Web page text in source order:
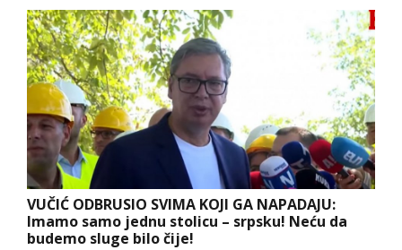
VUČIĆ ODBRUSIO SVIMA KOJI GA NAPADAJU:
Imamo samo jednu stolicu – srpsku! Neću da
budemo sluge bilo čije!